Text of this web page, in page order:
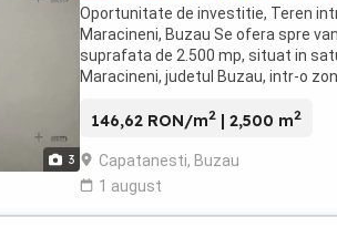
3
Oportunitate de investitie, Teren
Maracineni, Buzau Se ofera spre
suprafata de 2.500 mp, situat in
Maracineni, judetul Buzau, intr-o
146,62 RON/m2 | 2,500 m2
Capatanesti, Buzau
1 august